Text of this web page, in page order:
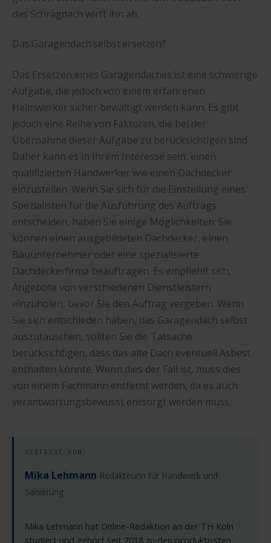
das Schrägdach wirft ihn ab.
Das Garagendach selbst ersetzen?
Das Ersetzen eines Garagendaches ist eine schwierige
Aufgabe, die jedoch von einem erfahrenen
Heimwerker sicher bewältigt werden kann. Es gibt
jedoch eine Reihe von Faktoren, die bei der
Übernahme dieser Aufgabe zu berücksichtigen sind.
Daher kann es in Ihrem Interesse sein, einen
qualifizierten Handwerker wie einen Dachdecker
einzustellen. Wenn Sie sich für die Einstellung eines
Spezialisten für die Ausführung des Auftrags
entscheiden, haben Sie einige Möglichkeiten: Sie
können einen ausgebildeten Dachdecker, einen
Bauunternehmer oder eine spezialisierte
Dachdeckerfirma beauftragen. Es empfiehlt sich,
Angebote von verschiedenen Dienstleistern
einzuholen, bevor Sie den Auftrag vergeben. Wenn
Sie sich entschieden haben, das Garagendach selbst
auszutauschen, sollten Sie die Tatsache
berücksichtigen, dass das alte Dach eventuell Asbest
enthalten könnte. Wenn dies der Fall ist, muss dies
von einem Fachmann entfernt werden, da es auch
verantwortungsbewusst entsorgt werden muss.
VERFASST VON
Mika Lehmann Redakteurin für Handwerk und
Sanierung
Mika Lehmann hat Online-Redaktion an der TH Köln
studiert und gehört seit 2018 zu den produktivsten